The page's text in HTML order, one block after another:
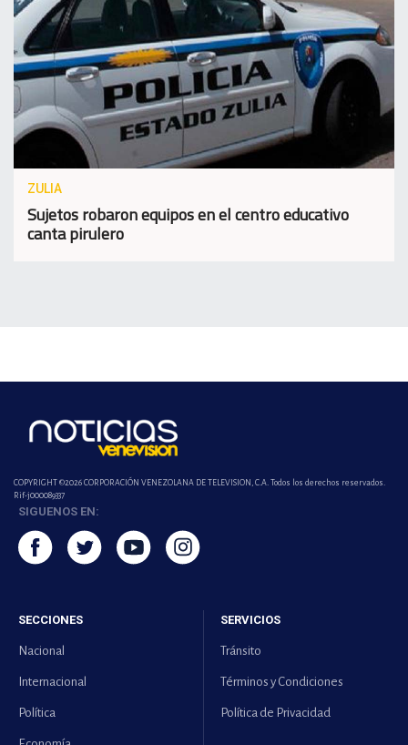
ZULIA
Sujetos robaron equipos en el centro educativo
canta pirulero
COPYRIGHT ©2026 CORPORACIÓN VENEZOLANA DE TELEVISION, C.A. Todos los derechos reservados.
Rif-j000089337
SIGUENOS EN:
SECCIONES
Nacional
Internacional
Política
SERVICIOS
Tránsito
Términos y Condiciones
Política de Privacidad